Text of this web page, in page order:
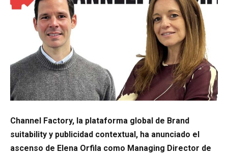
Channel Factory, la plataforma global de Brand
suitability y publicidad contextual, ha anunciado el
ascenso de Elena Orfila como Managing Director de